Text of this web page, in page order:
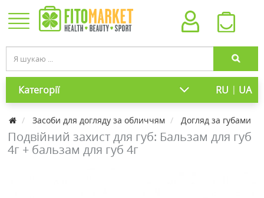
Категорії RU | UA
Засоби для догляду за обличчям Догляд за губами
Подвійний захист для губ: Бальзам для губ
4г + бальзам для губ 4г